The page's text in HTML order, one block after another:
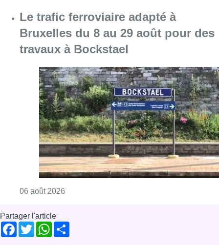
Le trafic ferroviaire adapté à
Bruxelles du 8 au 29 août pour des
travaux à Bockstael
06 août 2026
Partager l'article
Facebook
TwitterWhatsApp